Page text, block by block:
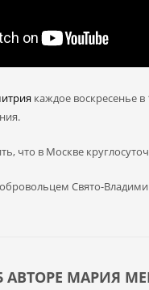
каждое воскресенье
что в Москве
Свято-
АВТОРЕ МАРИЯ